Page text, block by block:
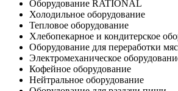
Оборудование RATIONAL
Холодильное оборудование
Тепловое оборудование
Хлебопекарное и кондитерское
Оборудование для переработки
Электромеханическое
Кофейное оборудование
Нейтральное оборудование